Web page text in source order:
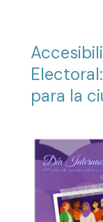
para la